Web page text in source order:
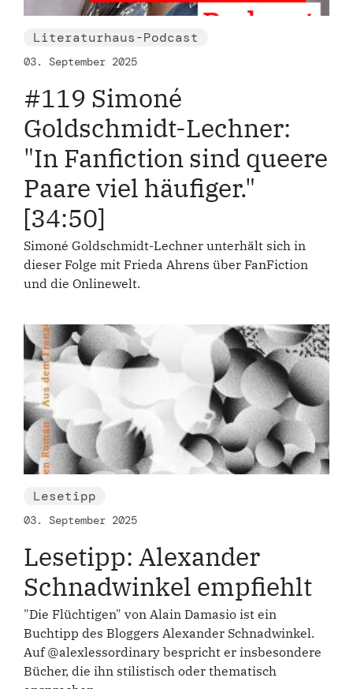
Literaturhaus-Podcast
03. September 2025
#119 Simoné
Goldschmidt-Lechner:
"In Fanfiction sind queere
Paare viel häufiger."
[34:50]
Simoné Goldschmidt-Lechner unterhält sich in
dieser Folge mit Frieda Ahrens über FanFiction
und die Onlinewelt.
Lesetipp
03. September 2025
Lesetipp: Alexander
Schnadwinkel empfiehlt
"Die Flüchtigen" von Alain Damasio ist ein
Buchtipp des Bloggers Alexander Schnadwinkel.
Auf @alexlessordinary bespricht er insbesondere
Bücher, die ihn stilistisch oder thematisch